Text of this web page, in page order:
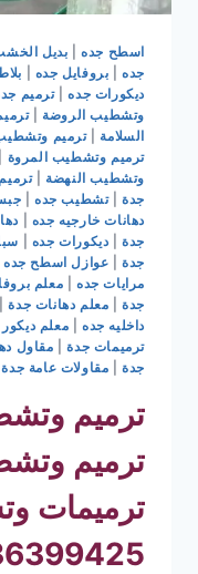
اسطح جده| بديل
جده| بروفايل جده
ديكورات جده|ترميم
وتشطيب الروضة |
السلامة |ترميم
ترميم وتشطيب المروة
وتشطيب النهضة |
جدة|تشطيب جده|
دهانات خارجيه جده
جدة| ديكورات جده
جدة| عوازل اسطح جده
مرايات جده| معلم
جدة| معلم دهانات جدة|
داخليه جده| معلم
ترميمات جدة| مقاول
جدة| مقاولات عامة جدة
ترميم
ترميم
ترميمات